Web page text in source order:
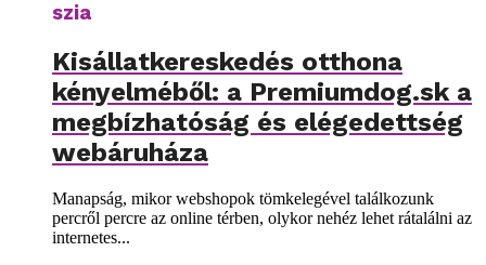
szia
Kisállatkereskedés otthona
kényelméből: a Premiumdog.sk a
megbízhatóság és elégedettség
webáruháza
Manapság, mikor webshopok tömkelegével találkozunk
percről percre az online térben, olykor nehéz lehet rátalálni az
internetes...